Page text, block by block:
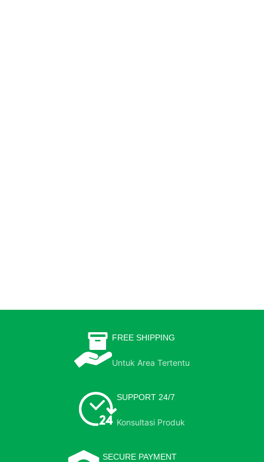
FREE SHIPPING
Untuk Area Tertentu
SUPPORT 24/7
Konsultasi Produk
SECURE PAYMENT